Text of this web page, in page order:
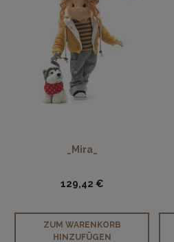
_Mira_
129,42 €
ZUM WARENKORB
HINZUFÜGEN